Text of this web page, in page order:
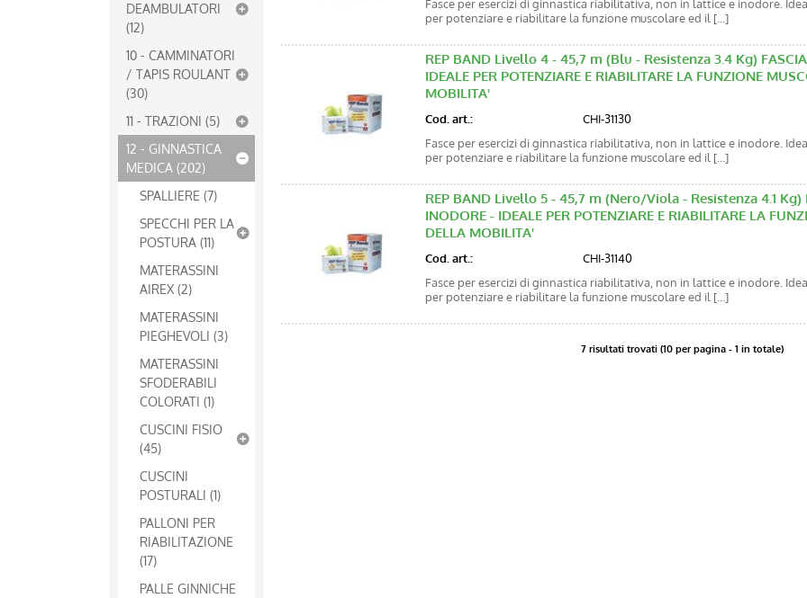
DEAMBULATORI
(12)
10 - CAMMINATORI
/ TAPIS ROULANT
(30)
11 - TRAZIONI (5)
12 - GINNASTICA
MEDICA (202)
SPALLIERE (7)
SPECCHI PER LA
POSTURA (11)
MATERASSINI
AIREX (2)
MATERASSINI
PIEGHEVOLI (3)
MATERASSINI
SFODERABILI
COLORATI (1)
CUSCINI FISIO
(45)
CUSCINI
POSTURALI (1)
PALLONI PER
RIABILITAZIONE
(17)
PALLE GINNICHE
Fasce per esercizi di ginnastica riabilitativa, non in lattice e inodore.
per potenziare e riabilitare la funzione muscolare ed il [...]
REP BAND Livello 4 - 45,7 m (Blu - Resistenza 3.4 Kg) FASCIA
IDEALE PER POTENZIARE E RIABILITARE LA FUNZIONE
MOBILITA'
Cod. art.:
CHI-31130
Fasce per esercizi di ginnastica riabilitativa, non in lattice e inodore.
per potenziare e riabilitare la funzione muscolare ed il [...]
REP BAND Livello 5 - 45,7 m (Nero/Viola - Resistenza 4.1 Kg)
INODORE - IDEALE PER POTENZIARE E RIABILITARE LA
DELLA MOBILITA'
Cod. art.:
CHI-31140
Fasce per esercizi di ginnastica riabilitativa, non in lattice e inodore.
per potenziare e riabilitare la funzione muscolare ed il [...]
7 risultati trovati (10 per pagina - 1 in totale)